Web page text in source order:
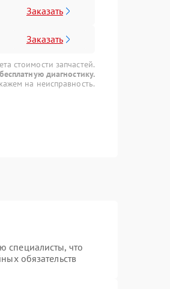
Заказать
Заказать
стоимости запчастей.
диагностику.
на неисправность.
специалисты, что
обязательств